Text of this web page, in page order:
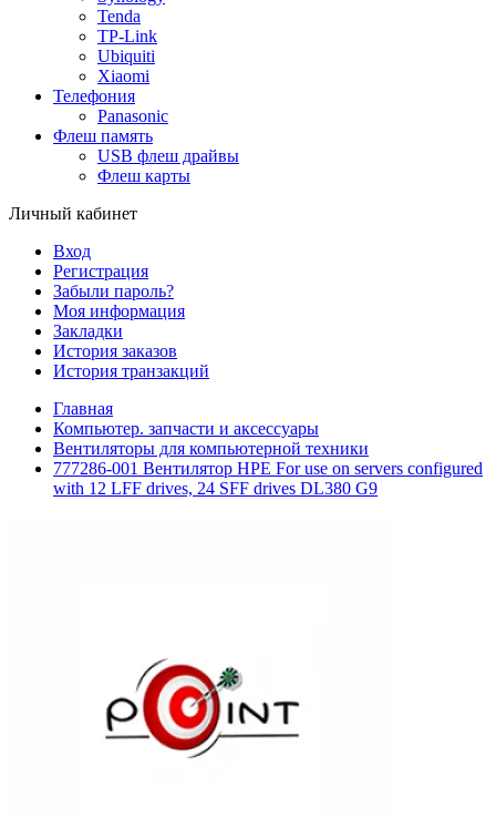
Tenda
TP-Link
Ubiquiti
Xiaomi
Телефония
Panasonic
Флеш память
USB флеш драйвы
Флеш карты
Личный кабинет
Вход
Регистрация
Забыли пароль?
Моя информация
Закладки
История заказов
История транзакций
Главная
Компьютер. запчасти и аксессуары
Вентиляторы для компьютерной техники
777286-001 Вентилятор HPE For use on servers configured
with 12 LFF drives, 24 SFF drives DL380 G9